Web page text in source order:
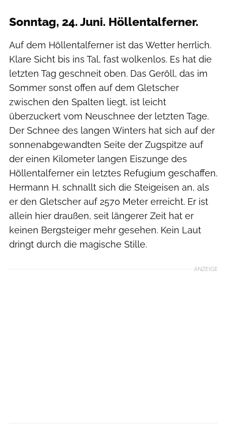
Sonntag, 24. Juni. Höllentalferner.
Auf dem Höllentalferner ist das Wetter herrlich.
Klare Sicht bis ins Tal, fast wolkenlos. Es hat die
letzten Tag geschneit oben. Das Geröll, das im
Sommer sonst offen auf dem Gletscher
zwischen den Spalten liegt, ist leicht
überzuckert vom Neuschnee der letzten Tage.
Der Schnee des langen Winters hat sich auf der
sonnenabgewandten Seite der Zugspitze auf
der einen Kilometer langen Eiszunge des
Höllentalferner ein letztes Refugium geschaffen.
Hermann H. schnallt sich die Steigeisen an, als
er den Gletscher auf 2570 Meter erreicht. Er ist
allein hier draußen, seit längerer Zeit hat er
keinen Bergsteiger mehr gesehen. Kein Laut
dringt durch die magische Stille.
ANZEIGE